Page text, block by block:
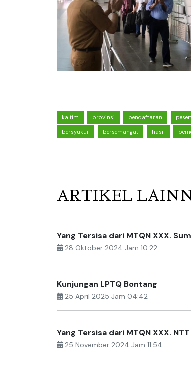
kaltim provinsi pendaftaran
bersyukur bersemangat hasil
ARTIKEL
Yang Tersisa dari MTQN XXX.
28 Oktober 2024 Jam 10:22
Kunjungan LPTQ Bontang
25 April 2025 Jam 04:42
Yang Tersisa dari MTQN XXX.
25 November 2024 Jam 11:54